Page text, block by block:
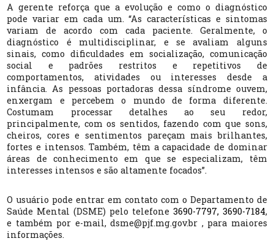
A gerente reforça que a evolução e como o diagnóstico
pode variar em cada um. “As características e sintomas
variam de acordo com cada paciente. Geralmente, o
diagnóstico é multidisciplinar, e se avaliam alguns
sinais, como dificuldades em socialização, comunicação
social e padrões restritos e repetitivos de
comportamentos, atividades ou interesses desde a
infância. As pessoas portadoras dessa síndrome ouvem,
enxergam e percebem o mundo de forma diferente.
Costumam processar detalhes ao seu redor,
principalmente, com os sentidos, fazendo com que sons,
cheiros, cores e sentimentos pareçam mais brilhantes,
fortes e intensos. Também, têm a capacidade de dominar
áreas de conhecimento em que se especializam, têm
interesses intensos e são altamente focados”.
O usuário pode entrar em contato com o Departamento de
Saúde Mental (DSME) pelo telefone 3690-7797, 3690-7184,
e também por e-mail, dsme@pjf.mg.gov.br , para maiores
informações.